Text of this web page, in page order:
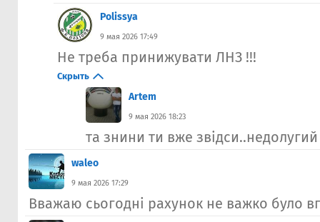
Polissya
9 мая 2026 17:49
Не треба принижувати ЛНЗ !!!
Скрыть
Artem
9 мая 2026 18:23
та знини ти вже звідси..недолугий
waleo
9 мая 2026 17:29
Вважаю сьогодні рахунок не важко було